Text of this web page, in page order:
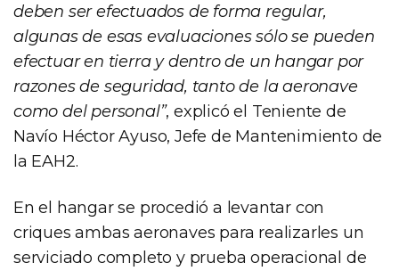
deben ser efectuados de forma regular,
algunas de esas evaluaciones sólo se pueden
efectuar en tierra y dentro de un hangar por
razones de seguridad, tanto de la aeronave
como del personal”, explicó el Teniente de
Navío Héctor Ayuso, Jefe de Mantenimiento de
la EAH2.
En el hangar se procedió a levantar con
criques ambas aeronaves para realizarles un
serviciado completo y prueba operacional de